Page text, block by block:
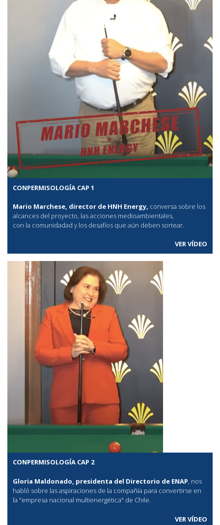
CONPERMISOLOGÍA CAP 1
Mario Marchese, director de HNH Energy, conversa sobre los
alcances del proyecto, las acciones medioambientales,
con la comunidadad y los desafíos que aún deben sortear.
VER VÍDEO
CONPERMISOLOGÍA CAP 2
Gloria Maldonado, presidenta del Directorio de ENAP, nos
habló sobre las aspiraciones de la compañía para convertirse en
la "empresa nacional multienergética" de Chile.
VER VÍDEO